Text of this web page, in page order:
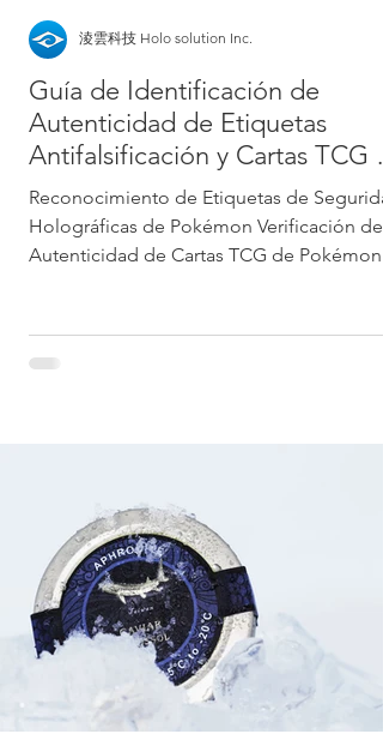
Guía de Identificación de
Autenticidad de Etiquetas
Antifalsificación y Cartas TCG
Pokémon
Reconocimiento de Etiquetas de
Holográficas de Pokémon Verificación de
Autenticidad de Cartas TCG de Pokémon
淩雲科技 Holo solution Inc.